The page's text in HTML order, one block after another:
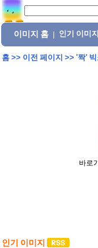
이미지 홈 인기 이미지
홈>> 이전 페이지 >> '짝'
바로
인기 이미지